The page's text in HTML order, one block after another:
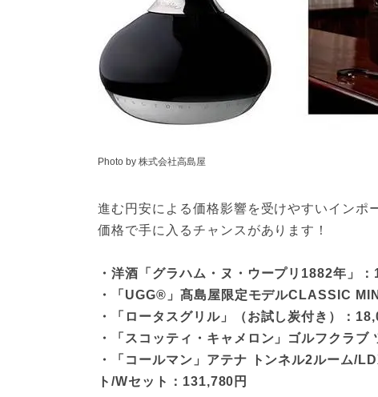
Photo by 株式会社高島屋
進む円安による価格影響を受けやすいインポ
価格で手に入るチャンスがあります！
・洋酒「グラハム・ヌ・ウープリ1882年」
・「UGG®」髙島屋限定モデルCLASSIC
・「ロータスグリル」（お試し炭付き）：
・「スコッティ・キャメロン」ゴルフクラ
・「コールマン」アテナ トンネル2ルーム/
ト/Wセット：131,780円